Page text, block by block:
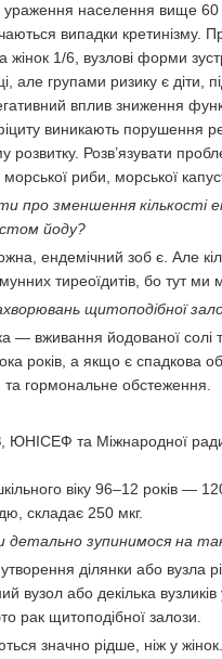
населення вище 60
випадки
жінок 1/6, вузлові форми
але групами ризику є діти,
вплив зниження
виникають порушення
розвитку. Розв’язувати
морської риби, морської
про зменшення кількості
йоду?
ендемічний зоб є. Але
тиреоїдитів, бо тут
щитоподібної
йодованої солі та
років, а якщо є спадкова
гормональне обстеження.
ЮНІСЕФ та Міжнародної
віку 96–12 років —
складає 250 мкг.
зупинимося на
ділянки або вузла
вузол або декілька
рак щитоподібної залози.
значно рідше, ніж у